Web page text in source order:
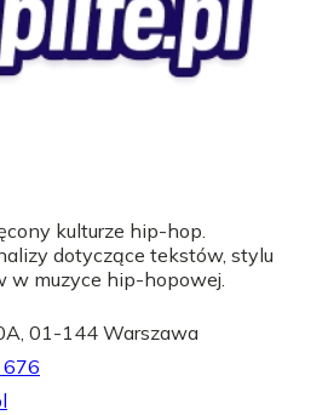
kulturze hip-hop.
dotyczące tekstów, stylu
w muzyce hip-hopowej.
01-144 Warszawa